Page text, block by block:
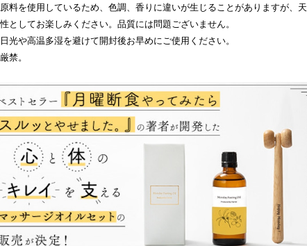
原料を使用しているため、色調、香りに違いが生じることがありますが、天
としてお楽しみください。品質には問題ございません。
日光や高温多湿を避けて開封後お早めにご使用ください。
禁。